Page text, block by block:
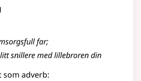
far;
snillere med lillebroren din
som adverb: